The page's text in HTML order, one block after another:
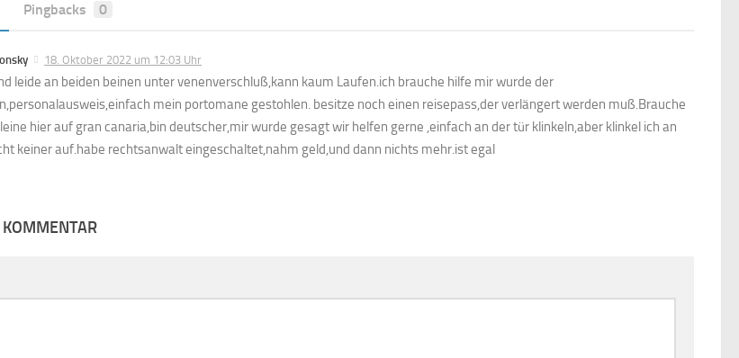
Pingbacks 0
18. Oktober 2022 um 12:03 Uhr
leide an beiden beinen unter venenverschluß,kann kaum Laufen.ich brauche hilfe mir wurde der
mein portomane gestohlen. besitze noch einen reisepass,der verlängert werden muß.Brauche
hier auf gran canaria,bin deutscher,mir wurde gesagt wir helfen gerne ,einfach an der tür klinkeln,aber klinkel ich an
keiner auf.habe rechtsanwalt eingeschaltet,nahm geld,und dann nichts mehr.ist egal